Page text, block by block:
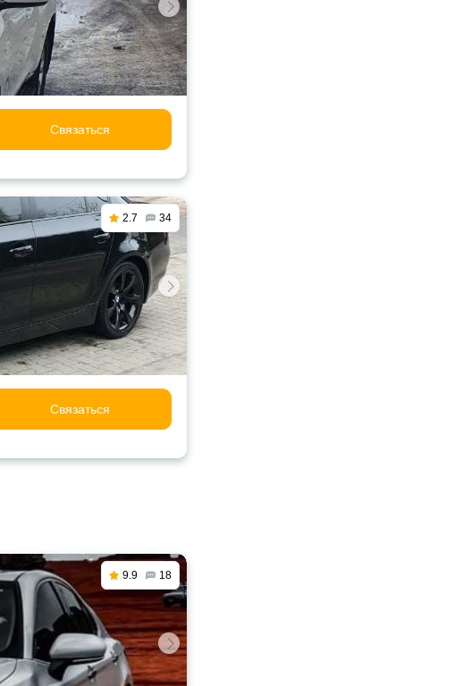
Связаться
2.7 34
Связаться
9.9 18